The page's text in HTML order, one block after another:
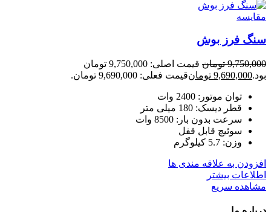
مقایسه
سنگ فرز بوش
9,750,000 تومان
قیمت اصلی: 9,750,000 تومان
بود.9,690,000 تومانقیمت فعلی: 9,690,000 تومان.
توان موتور: 2400 وات
قطر دیسک: 180 میلی متر
سرعت بدون بار: 8500 وات
سوئیچ قابل قفل
وزن: 5.7 کیلوگرم
افزودن به علاقه مندی ها
اطلاعات بیشتر
مشاهده سریع